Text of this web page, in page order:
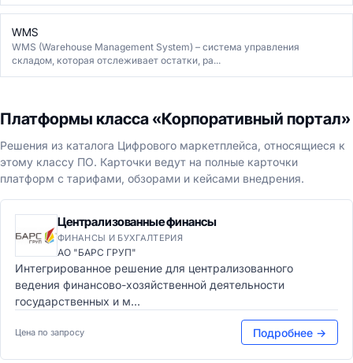
WMS
WMS (Warehouse Management System) – система управления
складом, которая отслеживает остатки, ра...
Платформы класса «Корпоративный портал»
Решения из каталога Цифрового маркетплейса, относящиеся к
этому классу ПО. Карточки ведут на полные карточки
платформ с тарифами, обзорами и кейсами внедрения.
Централизованные финансы
ФИНАНСЫ И БУХГАЛТЕРИЯ
АО "БАРС ГРУП"
Интегрированное решение для централизованного
ведения финансово-хозяйственной деятельности
государственных и м...
Цена по запросу Подробнее →